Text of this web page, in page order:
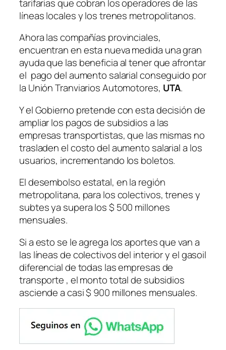
tarifarias que cobran los operadores de las
líneas locales y los trenes metropolitanos.
Ahora las compañías provinciales,
encuentran en esta nueva medida una gran
ayuda que las beneficia al tener que afrontar
el pago del aumento salarial conseguido por
la Unión Tranviarios Automotores, UTA.
Y el Gobierno pretende con esta decisión de
ampliar los pagos de subsidios a las
empresas transportistas, que las mismas no
trasladen el costo del aumento salarial a los
usuarios, incrementando los boletos.
El desembolso estatal, en la región
metropolitana, para los colectivos, trenes y
subtes ya supera los $ 500 millones
mensuales.
Si a esto se le agrega los aportes que van a
las líneas de colectivos del interior y el gasoil
diferencial de todas las empresas de
transporte , el monto total de subsidios
asciende a casi $ 900 millones mensuales.